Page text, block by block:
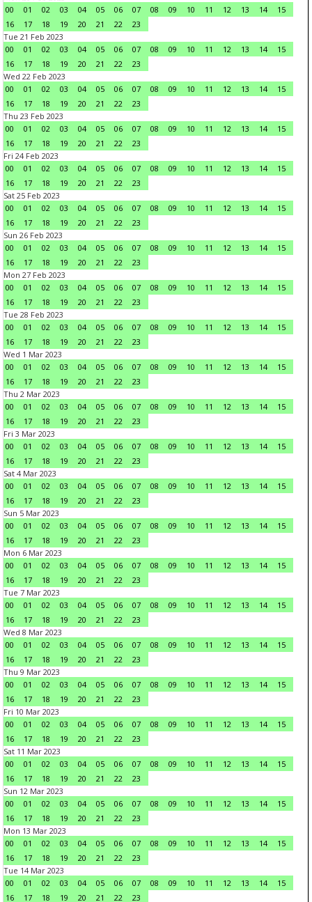
00
01 02 03 04 05 06 07 08 09 10 11 12 13 14
15
16
17 18 19 20 21 22
23
Tue 21 Feb 2023
00
01 02 03 04 05 06 07 08 09 10 11 12 13 14
15
16
17 18 19 20 21 22
23
Wed 22 Feb 2023
00
01 02 03 04 05 06 07 08 09 10 11 12 13 14
15
16
17 18 19 20 21 22
23
Thu 23 Feb 2023
00
01 02 03 04 05 06 07 08 09 10 11 12 13 14
15
16
17 18 19 20 21 22
23
Fri 24 Feb 2023
00
01 02 03 04 05 06 07 08 09 10 11 12 13 14
15
16
17 18 19 20 21 22
23
Sat 25 Feb 2023
00
01 02 03 04 05 06 07 08 09 10 11 12 13 14
15
16
17 18 19 20 21 22
23
Sun 26 Feb 2023
00
01 02 03 04 05 06 07 08 09 10 11 12 13 14
15
16
17 18 19 20 21 22
23
Mon 27 Feb 2023
00
01 02 03 04 05 06 07 08 09 10 11 12 13 14
15
16
17 18 19 20 21 22
23
Tue 28 Feb 2023
00
01 02 03 04 05 06 07 08 09 10 11 12 13 14
15
16
17 18 19 20 21 22
23
Wed 1 Mar 2023
00
01 02 03 04 05 06 07 08 09 10 11 12 13 14
15
16
17 18 19 20 21 22
23
Thu 2 Mar 2023
00
01 02 03 04 05 06 07 08 09 10 11 12 13 14
15
16
17 18 19 20 21 22
23
Fri 3 Mar 2023
00
01 02 03 04 05 06 07 08 09 10 11 12 13 14
15
16
17 18 19 20 21 22
23
Sat 4 Mar 2023
00
01 02 03 04 05 06 07 08 09 10 11 12 13 14
15
16
17 18 19 20 21 22
23
Sun 5 Mar 2023
00
01 02 03 04 05 06 07 08 09 10 11 12 13 14
15
16
17 18 19 20 21 22
23
Mon 6 Mar 2023
00
01 02 03 04 05 06 07 08 09 10 11 12 13 14
15
16
17 18 19 20 21 22
23
Tue 7 Mar 2023
00
01 02 03 04 05 06 07 08 09 10 11 12 13 14
15
16
17 18 19 20 21 22
23
Wed 8 Mar 2023
00
01 02 03 04 05 06 07 08 09 10 11 12 13 14
15
16
17 18 19 20 21 22
23
Thu 9 Mar 2023
00
01 02 03 04 05 06 07 08 09 10 11 12 13 14
15
16
17 18 19 20 21 22
23
Fri 10 Mar 2023
00
01 02 03 04 05 06 07 08 09 10 11 12 13 14
15
16
17 18 19 20 21 22
23
Sat 11 Mar 2023
00
01 02 03 04 05 06 07 08 09 10 11 12 13 14
15
16
17 18 19 20 21 22
23
Sun 12 Mar 2023
00
01 02 03 04 05 06 07 08 09 10 11 12 13 14
15
16
17 18 19 20 21 22
23
Mon 13 Mar 2023
00
01 02 03 04 05 06 07 08 09 10 11 12 13 14
15
16
17 18 19 20 21 22
23
Tue 14 Mar 2023
00
01 02 03 04 05 06 07 08 09 10 11 12 13 14
15
16
17 18 19 20 21 22 23